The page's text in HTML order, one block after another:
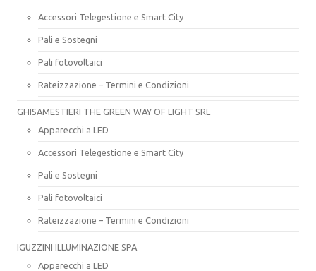
Accessori Telegestione e Smart City
Pali e Sostegni
Pali fotovoltaici
Rateizzazione – Termini e Condizioni
GHISAMESTIERI THE GREEN WAY OF LIGHT SRL
Apparecchi a LED
Accessori Telegestione e Smart City
Pali e Sostegni
Pali fotovoltaici
Rateizzazione – Termini e Condizioni
IGUZZINI ILLUMINAZIONE SPA
Apparecchi a LED